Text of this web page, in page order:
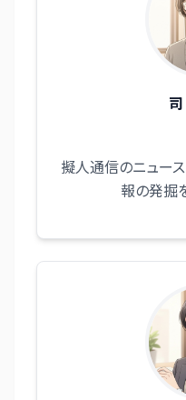
司
擬人通信のニュー
報の発掘